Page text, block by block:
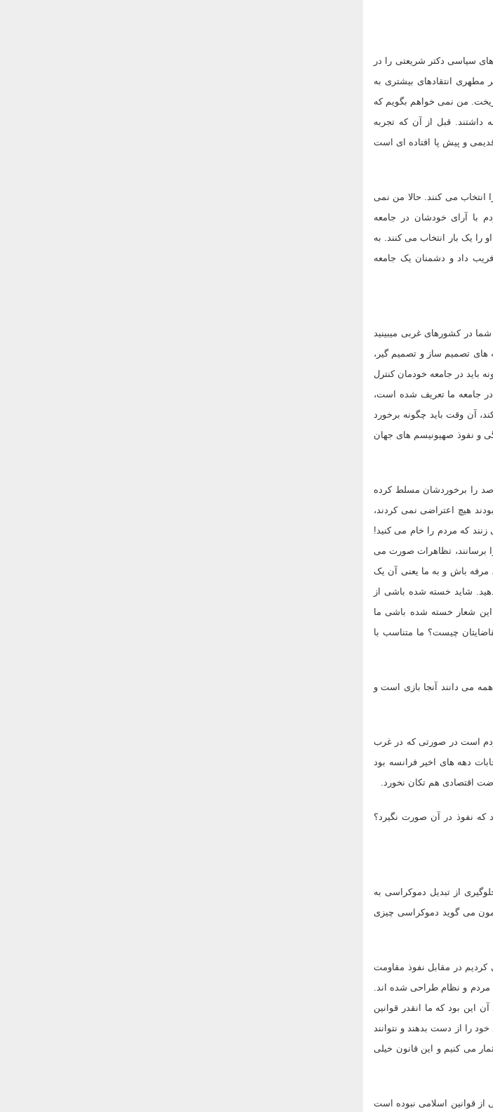
سیاسی دکتر شریعتی را در
مطهری انتقادهای بیشتری به
من نمی خواهم بگویم که
قبل از آن که تجربه
و پیش پا افتاده ای است
انتخاب می کنند. حالا من نمی
با آرای خودشان در جامعه
را یک بار انتخاب می کنند. به
داد و دشمنان یک جامعه
در کشورهای غربی میبینید
های تصمیم ساز و تصمیم گیر،
نفر صهیونیسم. الان چه گونه باید در جامعه خودمان کنترل
جامعه ما تعریف شده است،
آن وقت باید چگونه برخورد
و نفوذ صهیونیسم های جهان
آگاهانه، عاشقانه این یک درصد را برخوردشان مسلط کرده
هیچ اعتراضی نمی کردند،
که مردم را خام می کنید!
برسانند، تظاهرات صورت می
مرفه باش و به ما یعنی آن یک
شاید خسته شده باشی از
این شعار خسته شده باشی ما
چیست؟ ما متناسب با
می دانند آنجا بازی است و
است در صورتی که در غرب
دهه های اخیر فرانسه بود
اقتصادی هم تکان نخورد.
که نفوذ در آن صورت نگیرد؟
از تبدیل دموکراسی به
مون می گوید دموکراسی چیزی
در مقابل نفوذ مقاومت
مردم و نظام طراحی شده اند.
آن این بود که ما انقدر قوانین
را از دست بدهند و نتوانند
می کنیم و این قانون خیلی
قوانین اسلامی نبوده است